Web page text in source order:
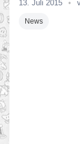
13. Juli 2015 •
News